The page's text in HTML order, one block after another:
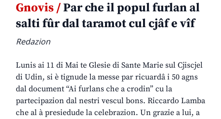
Gnovis /Par che il popul furlan al
salti fûr dal taramot cul cjâf e vîf
Redazion
Lunis ai 11 di Mai te Glesie di Sante Marie sul Cjiscjel
di Udin, si è tignude la messe par ricuardâ i 50 agns
dal document “Ai furlans che a crodin” cu la
partecipazion dal nestri vescul bons. Riccardo Lamba
che al à presiedude la celebrazion. Un grazie a lui, a